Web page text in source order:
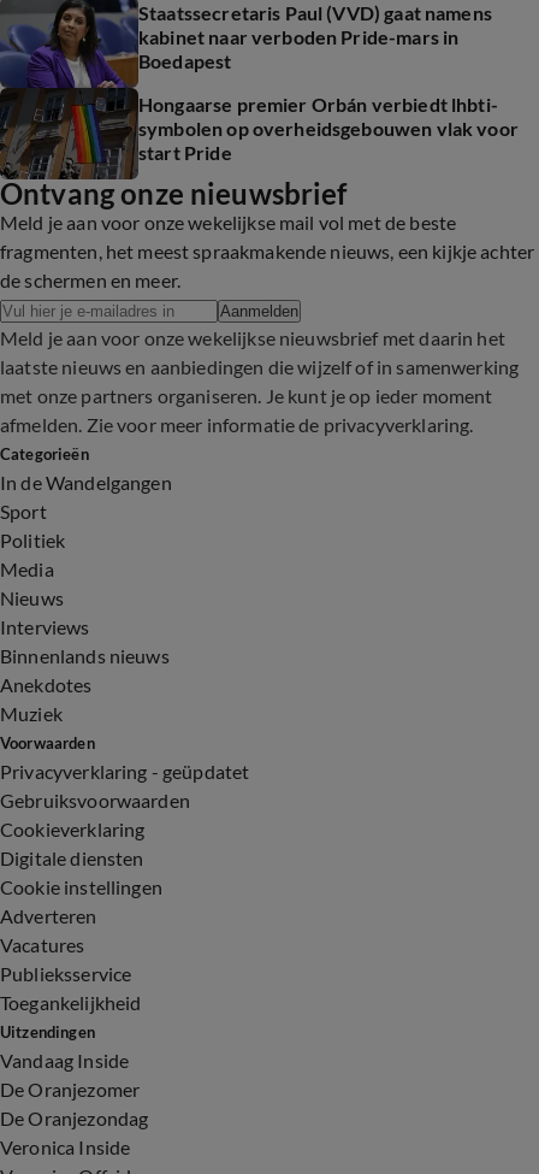
Staatssecretaris Paul (VVD) gaat namens
kabinet naar verboden Pride-mars in
Boedapest
Hongaarse premier Orbán verbiedt lhbti-
symbolen op overheidsgebouwen vlak voor
start Pride
Ontvang onze nieuwsbrief
Meld je aan voor onze wekelijkse mail vol met de beste
fragmenten, het meest spraakmakende nieuws, een kijkje achter
de schermen en meer.
Aanmelden
Meld je aan voor onze wekelijkse nieuwsbrief met daarin het
laatste nieuws en aanbiedingen die wijzelf of in samenwerking
met onze partners organiseren. Je kunt je op ieder moment
afmelden. Zie voor meer informatie de privacyverklaring.
Categorieën
In de Wandelgangen
Sport
Politiek
Media
Nieuws
Interviews
Binnenlands nieuws
Anekdotes
Muziek
Voorwaarden
Privacyverklaring - geüpdatet
Gebruiksvoorwaarden
Cookieverklaring
Digitale diensten
Cookie instellingen
Adverteren
Vacatures
Publieksservice
Toegankelijkheid
Uitzendingen
Vandaag Inside
De Oranjezomer
De Oranjezondag
Veronica Inside